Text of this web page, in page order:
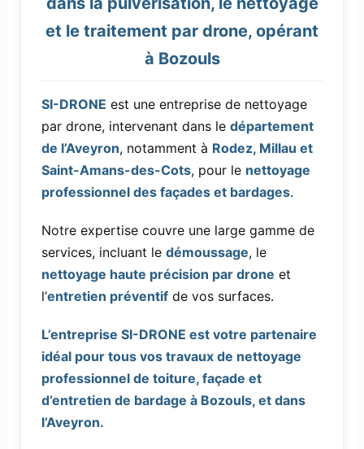
et le traitement par drone, opérant
à Bozouls
SI-DRONE est une entreprise de nettoyage
par drone, intervenant dans le département
de l’Aveyron, notamment à Rodez, Millau et
Saint-Amans-des-Cots, pour le nettoyage
professionnel des façades et bardages.
Notre expertise couvre une large gamme de
services, incluant le démoussage, le
nettoyage haute précision par drone et
l’entretien préventifde vos surfaces.
L’entreprise SI-DRONE est votre partenaire
idéal pour tous vos travaux de nettoyage
professionnel de toiture, façade et
d’entretien de bardage à Bozouls, et dans
l’Aveyron.